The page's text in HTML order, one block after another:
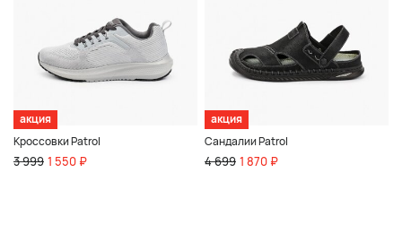
акция
Кроссовки Patrol
3 999 1 550 ₽
акция
Сандалии Patrol
4 699 1 870 ₽